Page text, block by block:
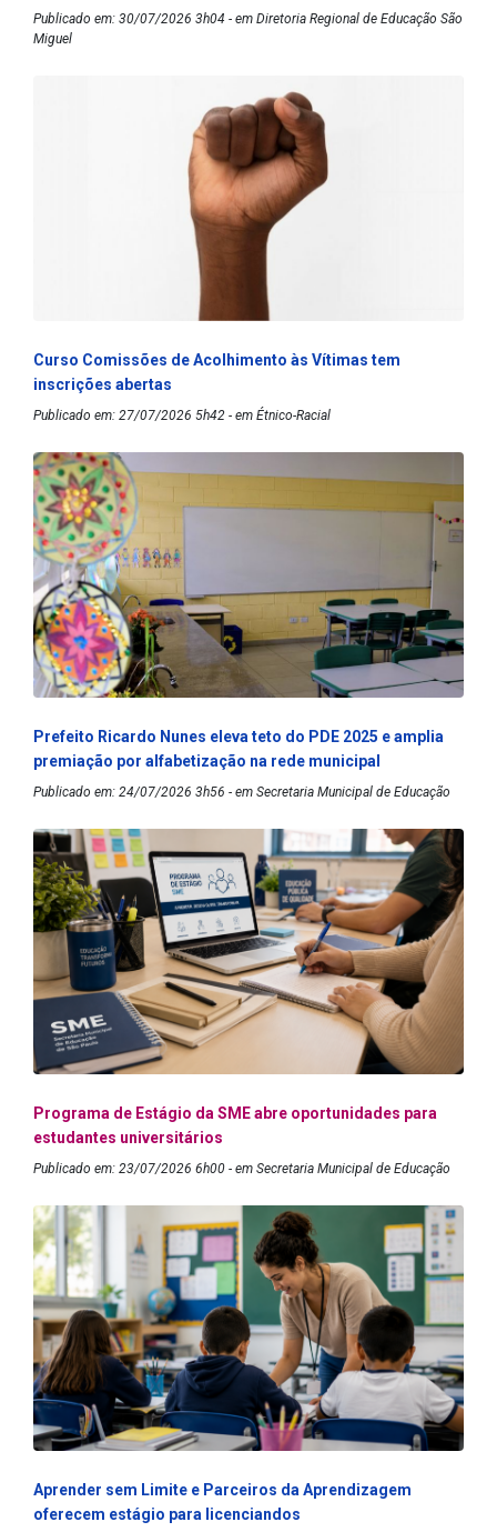
Publicado em: 30/07/2026 3h04 - em Diretoria Regional de Educação São
Miguel
Curso Comissões de Acolhimento às Vítimas tem
inscrições abertas
Publicado em: 27/07/2026 5h42 - em Étnico-Racial
Prefeito Ricardo Nunes eleva teto do PDE 2025 e amplia
premiação por alfabetização na rede municipal
Publicado em: 24/07/2026 3h56 - em Secretaria Municipal de Educação
Programa de Estágio da SME abre oportunidades para
estudantes universitários
Publicado em: 23/07/2026 6h00 - em Secretaria Municipal de Educação
Aprender sem Limite e Parceiros da Aprendizagem
oferecem estágio para licenciandos